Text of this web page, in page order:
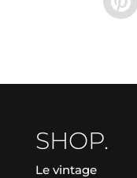
SHOP.
Le vintage